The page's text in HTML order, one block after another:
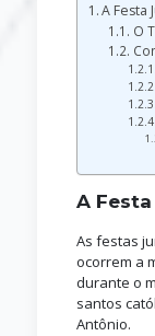
A Festa
O
A
As festas
ocorrem a
durante o
santos
Antônio.